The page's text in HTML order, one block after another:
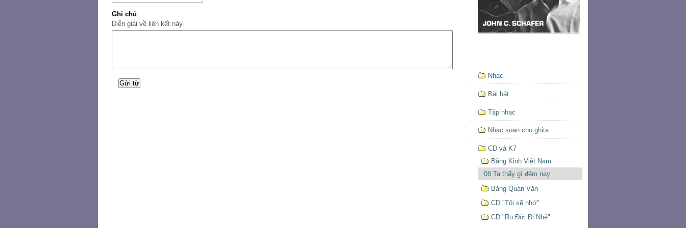
Ghi chú
Diễn giải về liên kết này.
Mục
định
hướng
Nhạc
Bài hát
Tập nhạc
Nhạc soạn cho ghita
CD và K7
Băng Kinh Việt Nam
08 Ta thấy gì đêm nay
Băng Quán Văn
CD "Tôi sẽ nhớ"
CD "Ru Đời Đi Nhé"